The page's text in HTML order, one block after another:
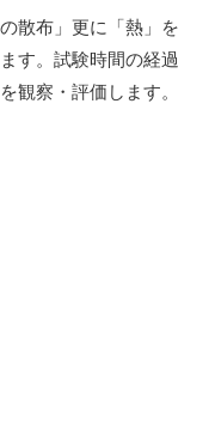
散布」更に「熱」を
す。試験時間の経過
観察・評価します。